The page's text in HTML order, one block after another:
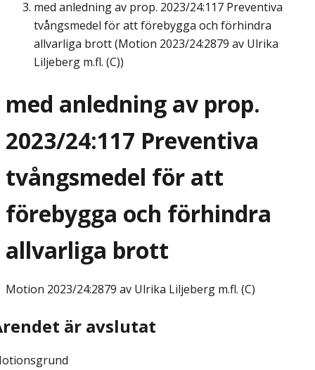
med anledning av prop. 2023/24:117 Preventiva
tvångsmedel för att förebygga och förhindra
allvarliga brott (Motion 2023/24:2879 av Ulrika
Liljeberg m.fl. (C))
med anledning av prop.
2023/24:117 Preventiva
tvångsmedel för att
förebygga och förhindra
allvarliga brott
Motion 2023/24:2879 av Ulrika Liljeberg m.fl. (C)
är avslutat